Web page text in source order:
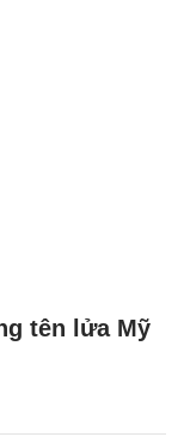
tên lửa Mỹ